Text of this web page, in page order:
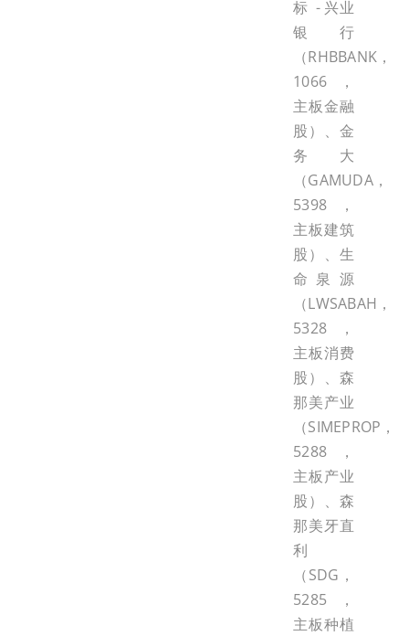
标 - 兴业
银行
（RHBBANK，
1066，
主板金融
股）、金
务大
（GAMUDA，
5398，
主板建筑
股）、生
命泉源
（LWSABAH，
5328，
主板消费
股）、森
那美产业
（SIMEPROP，
5288，
主板产业
股）、森
那美牙直
利
（SDG，
5285，
主板种植